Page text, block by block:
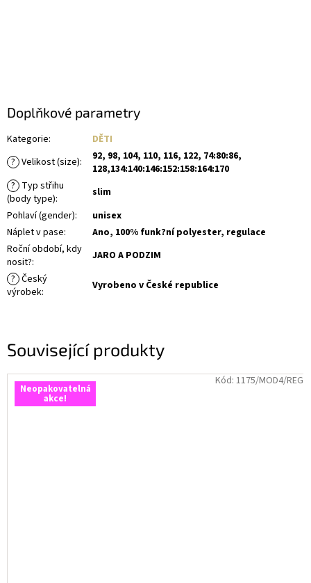
Související produkty
Neopakovatelná
akce!
Kód: 1175/MOD4/REG
Doplňkové parametry
Kategorie:
DĚTI
? Velikost (size):
92, 98, 104, 110, 116, 122, 74:80:86,
128,134:140:146:152:158:164:170
? Typ střihu
(body type):
slim
Pohlaví (gender):
unisex
Náplet v pase:
Ano, 100% funk?ní polyester, regulace
Roční období, kdy
nosit?:
JARO A PODZIM
? Český
výrobek: Vyrobeno v České republice